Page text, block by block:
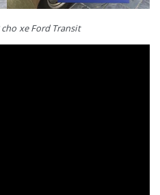
xe Ford Transit